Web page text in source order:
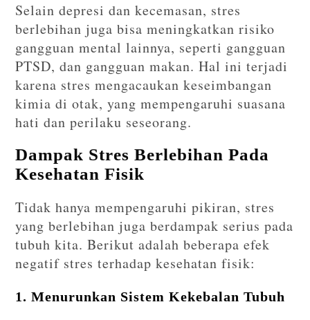
Selain depresi dan kecemasan, stres
berlebihan juga bisa meningkatkan risiko
gangguan mental lainnya, seperti gangguan
PTSD, dan gangguan makan. Hal ini terjadi
karena stres mengacaukan keseimbangan
kimia di otak, yang mempengaruhi suasana
hati dan perilaku seseorang.
Dampak Stres Berlebihan Pada
Kesehatan Fisik
Tidak hanya mempengaruhi pikiran, stres
yang berlebihan juga berdampak serius pada
tubuh kita. Berikut adalah beberapa efek
negatif stres terhadap kesehatan fisik:
1. Menurunkan Sistem Kekebalan Tubuh